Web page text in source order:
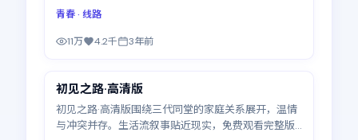
故事的观众，全14集
青春· 线路
11万 4.2千 3年前
精选
初见之路·高清版
初见之路·高清版围绕三代同堂的家庭关系展开，温情
与冲突并存。生活流叙事贴近现实，免费观看完整版